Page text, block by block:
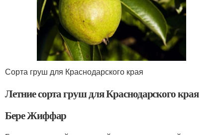
Сорта груш для Краснодарского края
Летние сорта груш для Краснодарского края
Бере Жиффар